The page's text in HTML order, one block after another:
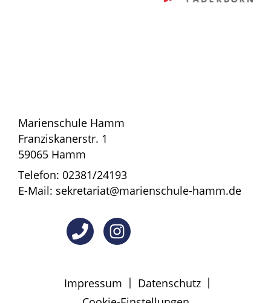
Marienschule Hamm
Franziskanerstr. 1
59065 Hamm
Telefon: 02381/24193
E-Mail: sekretariat@marienschule-hamm.de
Impressum | Datenschutz |